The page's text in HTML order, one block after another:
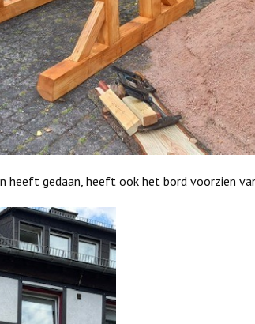
heeft gedaan, heeft ook het bord voorzien